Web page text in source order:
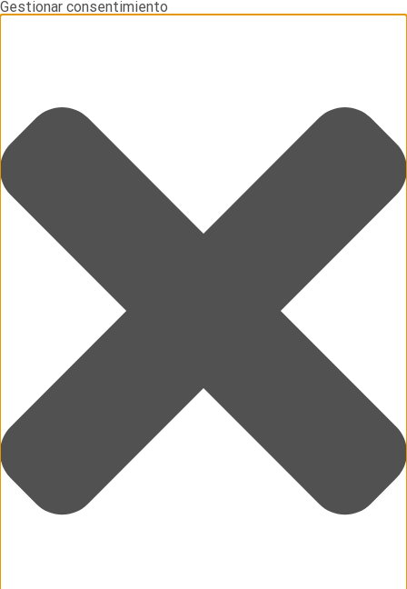
Gestionar consentimiento